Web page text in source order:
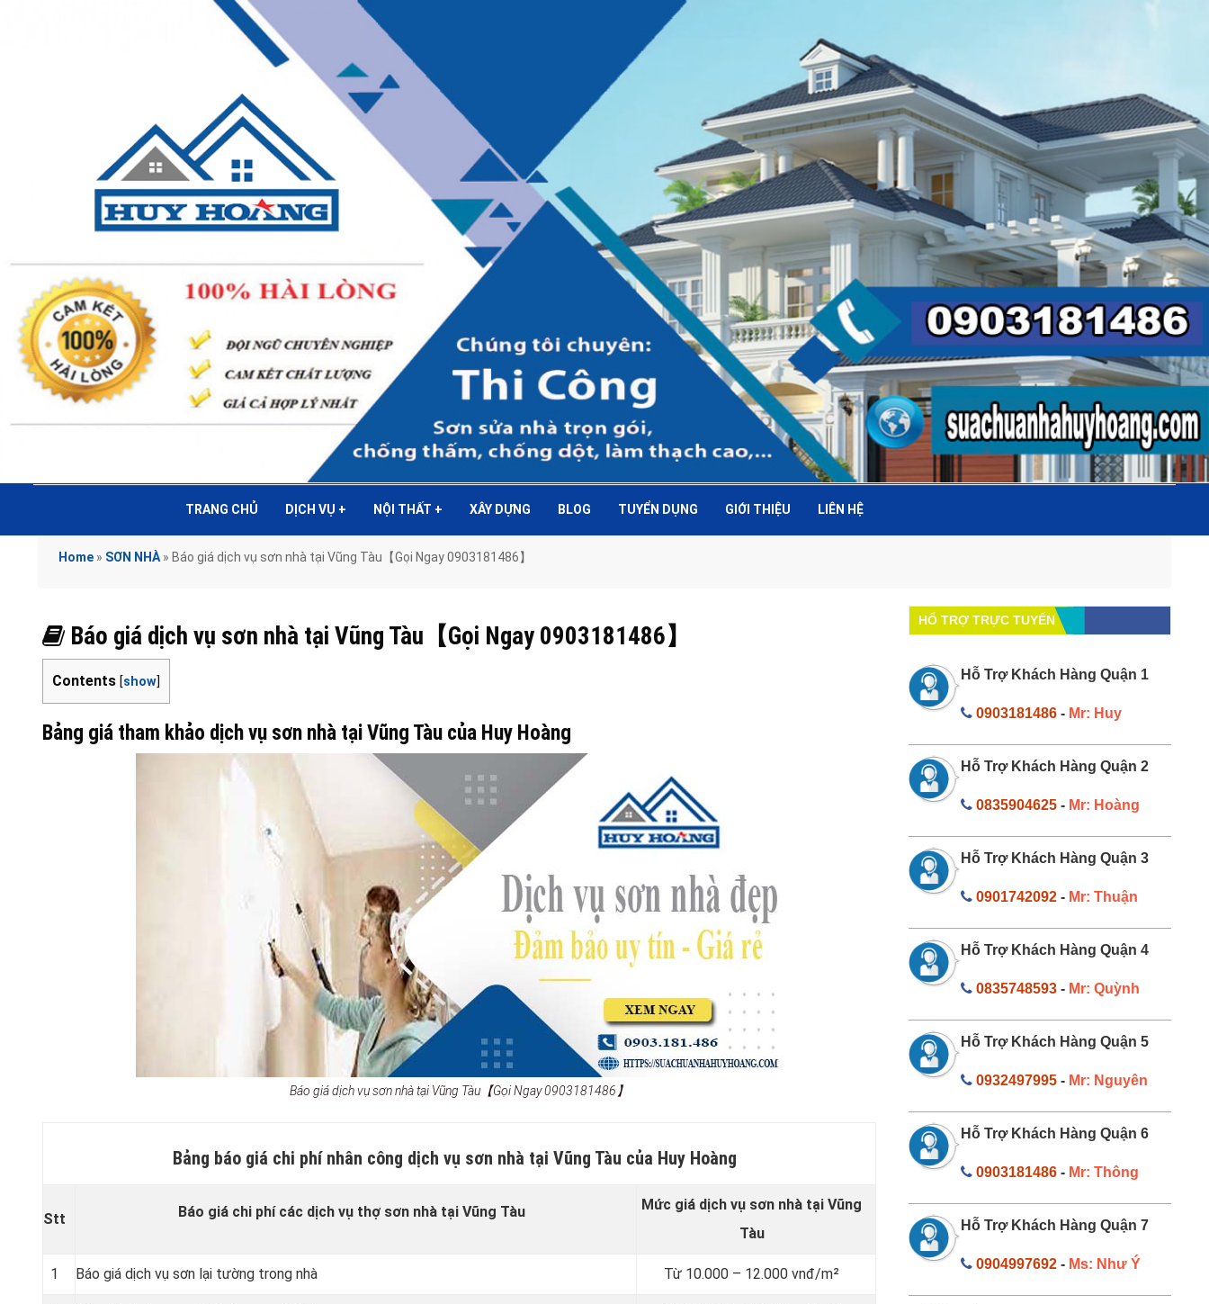
TRANG CHỦ DỊCH VỤ + NỘI THẤT + XÂY DỰNG BLOG TUYỂN DỤNG GIỚI THIỆU LIÊN HỆ
Home » SƠN NHÀ » Báo giá dịch vụ sơn nhà tại Vũng Tàu【Gọi Ngay 0903181486】
Báo giá dịch vụ sơn nhà tại Vũng Tàu【Gọi Ngay 0903181486】
Contents [show]
Bảng giá tham khảo dịch vụ sơn nhà tại Vũng Tàu của Huy Hoàng
Báo giá dịch vụ sơn nhà tại Vũng Tàu【Gọi Ngay 0903181486】
Bảng báo giá chi phí nhân công dịch vụ sơn nhà tại Vũng Tàu của Huy Hoàng
Stt Báo giá chi phí các dịch vụ thợ sơn nhà tại Vũng Tàu
Mức giá dịch vụ sơn nhà tại Vũng
Tàu
1 Báo giá dịch vụ sơn lại tường trong nhà Từ 10.000 – 12.000 vnđ/m²
HỔ TRỢ TRỰC TUYẾN
Hỗ Trợ Khách Hàng Quận 1
0903181486 - Mr: Huy
Hỗ Trợ Khách Hàng Quận 2
0835904625 - Mr: Hoàng
Hỗ Trợ Khách Hàng Quận 3
0901742092 - Mr: Thuận
Hỗ Trợ Khách Hàng Quận 4
0835748593 - Mr: Quỳnh
Hỗ Trợ Khách Hàng Quận 5
0932497995 - Mr: Nguyên
Hỗ Trợ Khách Hàng Quận 6
0903181486 - Mr: Thông
Hỗ Trợ Khách Hàng Quận 7
0904997692 - Ms: Như Ý